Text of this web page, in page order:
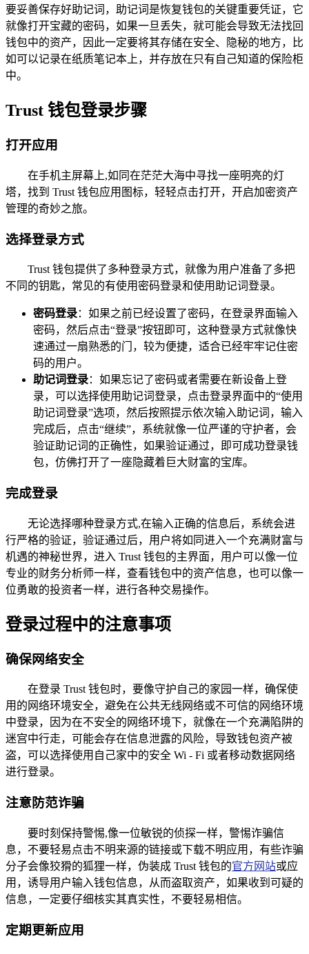
要妥善保存好助记词，助记词是恢复钱包的关键重要凭证，它
就像打开宝藏的密码，如果一旦丢失，就可能会导致无法找回
钱包中的资产，因此一定要将其存储在安全、隐秘的地方，比
如可以记录在纸质笔记本上，并存放在只有自己知道的保险柜
中。
Trust 钱包登录步骤
打开应用
在手机主屏幕上,如同在茫茫大海中寻找一座明亮的灯
塔，找到 Trust 钱包应用图标，轻轻点击打开，开启加密资产
管理的奇妙之旅。
选择登录方式
Trust 钱包提供了多种登录方式，就像为用户准备了多把
不同的钥匙，常见的有使用密码登录和使用助记词登录。
密码登录：如果之前已经设置了密码，在登录界面输入
密码，然后点击“登录”按钮即可，这种登录方式就像快
速通过一扇熟悉的门，较为便捷，适合已经牢牢记住密
码的用户。
助记词登录：如果忘记了密码或者需要在新设备上登
录，可以选择使用助记词登录，点击登录界面中的“使用
助记词登录”选项，然后按照提示依次输入助记词，输入
完成后，点击“继续”，系统就像一位严谨的守护者，会
验证助记词的正确性，如果验证通过，即可成功登录钱
包，仿佛打开了一座隐藏着巨大财富的宝库。
完成登录
无论选择哪种登录方式,在输入正确的信息后，系统会进
行严格的验证，验证通过后，用户将如同进入一个充满财富与
机遇的神秘世界，进入 Trust 钱包的主界面，用户可以像一位
专业的财务分析师一样，查看钱包中的资产信息，也可以像一
位勇敢的投资者一样，进行各种交易操作。
登录过程中的注意事项
确保网络安全
在登录 Trust 钱包时，要像守护自己的家园一样，确保使
用的网络环境安全，避免在公共无线网络或不可信的网络环境
中登录，因为在不安全的网络环境下，就像在一个充满陷阱的
迷宫中行走，可能会存在信息泄露的风险，导致钱包资产被
盗，可以选择使用自己家中的安全 Wi - Fi 或者移动数据网络
进行登录。
注意防范诈骗
要时刻保持警惕,像一位敏锐的侦探一样，警惕诈骗信
息，不要轻易点击不明来源的链接或下载不明应用，有些诈骗
分子会像狡猾的狐狸一样，伪装成 Trust 钱包的官方网站或应
用，诱导用户输入钱包信息，从而盗取资产，如果收到可疑的
信息，一定要仔细核实其真实性，不要轻易相信。
定期更新应用